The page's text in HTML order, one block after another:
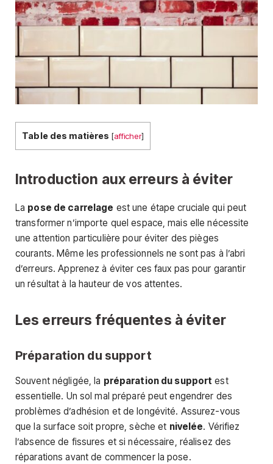
Table des matières [afficher]
Introduction aux erreurs à éviter
La pose de carrelage est une étape cruciale qui peut
transformer n’importe quel espace, mais elle nécessite
une attention particulière pour éviter des pièges
courants. Même les professionnels ne sont pas à l’abri
d’erreurs. Apprenez à éviter ces faux pas pour garantir
un résultat à la hauteur de vos attentes.
Les erreurs fréquentes à éviter
Préparation du support
Souvent négligée, la préparation du support est
essentielle. Un sol mal préparé peut engendrer des
problèmes d’adhésion et de longévité. Assurez-vous
que la surface soit propre, sèche et nivelée. Vérifiez
l’absence de fissures et si nécessaire, réalisez des
réparations avant de commencer la pose.